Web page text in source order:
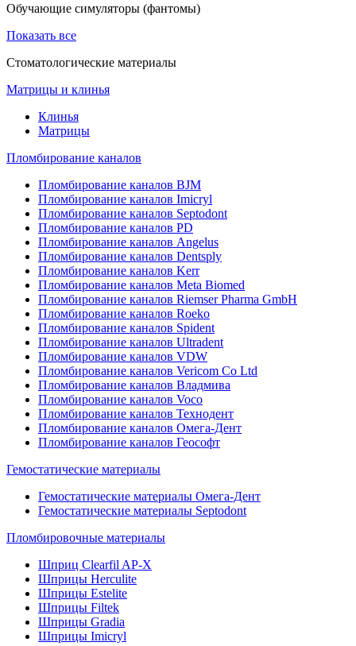
Обучающие симуляторы (фантомы)
Показать все
Стоматологические материалы
Матрицы и клинья
Клинья
Матрицы
Пломбирование каналов
Пломбирование каналов BJM
Пломбирование каналов Imicryl
Пломбирование каналов Septodont
Пломбирование каналов PD
Пломбирование каналов Angelus
Пломбирование каналов Dentsply
Пломбирование каналов Kerr
Пломбирование каналов Meta Biomed
Пломбирование каналов Riemser Pharma GmbH
Пломбирование каналов Roeko
Пломбирование каналов Spident
Пломбирование каналов Ultradent
Пломбирование каналов VDW
Пломбирование каналов Vericom Co Ltd
Пломбирование каналов Владмива
Пломбирование каналов Voco
Пломбирование каналов Технодент
Пломбирование каналов Омега-Дент
Пломбирование каналов Геософт
Гемостатические материалы
Гемостатические материалы Омега-Дент
Гемостатические материалы Septodont
Пломбировочные материалы
Шприц Clearfil AP-X
Шприцы Herculite
Шприцы Estelite
Шприцы Filtek
Шприцы Gradia
Шприцы Imicryl